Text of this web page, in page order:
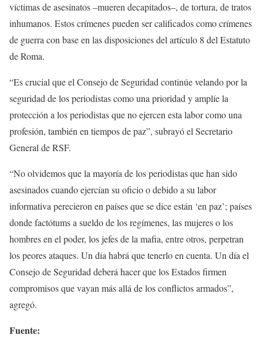
víctimas de asesinatos –mueren decapitados–, de tortura, de tratos
inhumanos. Estos crímenes pueden ser calificados como crímenes
de guerra con base en las disposiciones del artículo 8 del Estatuto
de Roma.
“Es crucial que el Consejo de Seguridad continúe velando por la
seguridad de los periodistas como una prioridad y amplíe la
protección a los periodistas que no ejercen esta labor como una
profesión, también en tiempos de paz”, subrayó el Secretario
General de RSF.
“No olvidemos que la mayoría de los periodistas que han sido
asesinados cuando ejercían su oficio o debido a su labor
informativa perecieron en países que se dice están ‘en paz’; países
donde factótums a sueldo de los regímenes, las mujeres o los
hombres en el poder, los jefes de la mafia, entre otros, perpetran
los peores ataques. Un día habrá que tenerlo en cuenta. Un día el
Consejo de Seguridad deberá hacer que los Estados firmen
compromisos que vayan más allá de los conflictos armados”,
agregó.
Fuente: